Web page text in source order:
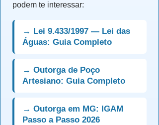
podem te interessar:
→ Lei 9.433/1997 — Lei das
Águas: Guia Completo
→ Outorga de Poço
Artesiano: Guia Completo
→ Outorga em MG: IGAM
Passo a Passo 2026